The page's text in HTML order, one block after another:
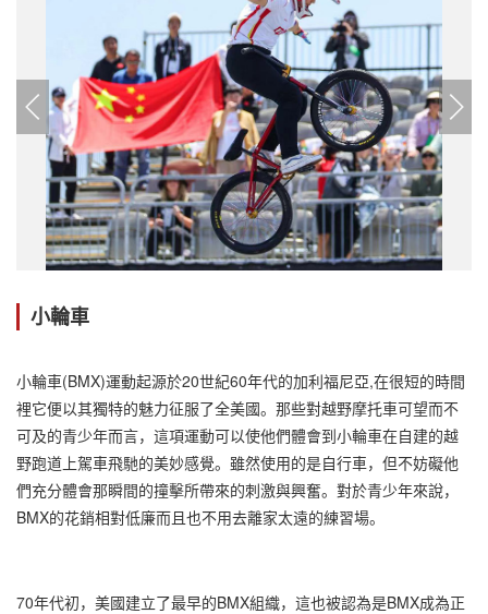
小輪車
小輪車(BMX)運動起源於20世紀60年代的加利福尼亞,在很短的時間
裡它便以其獨特的魅力征服了全美國。那些對越野摩托車可望而不
可及的青少年而言，這項運動可以使他們體會到小輪車在自建的越
野跑道上駕車飛馳的美妙感覺。雖然使用的是自行車，但不妨礙他
們充分體會那瞬間的撞擊所帶來的刺激與興奮。對於青少年來說，
BMX的花銷相對低廉而且也不用去離家太遠的練習場。
70年代初，美國建立了最早的BMX組織，這也被認為是BMX成為正